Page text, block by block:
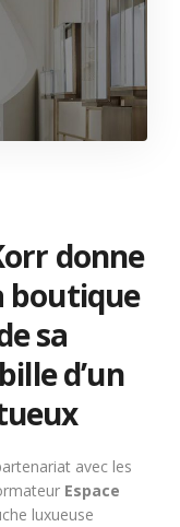
donne
boutique
sa
d’un
avec les
Espace
luxueuse